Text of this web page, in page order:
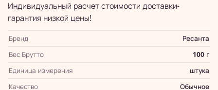
Индивидуальный расчет стоимости доставки-
гарантия низкой цены!
Бренд
Ресанта
Вес Брутто
100 г
Единица измерения
штука
Качество
Обычное